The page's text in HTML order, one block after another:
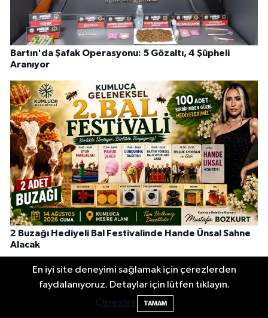
Bartın'da Şafak Operasyonu: 5 Gözaltı, 4 Şüpheli
Aranıyor
2 Buzağı Hediyeli Bal Festivalinde Hande Ünsal Sahne
Alacak
En iyi site deneyimi sağlamak için çerezlerden
faydalanıyoruz. Detaylar için lütfen tıklayın.
Çerezler
TAMAM